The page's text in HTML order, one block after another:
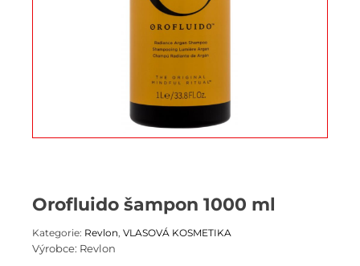
Orofluido šampon 1000 ml
Kategorie: Revlon VLASOVÁ KOSMETIKA
Výrobce: Revlon